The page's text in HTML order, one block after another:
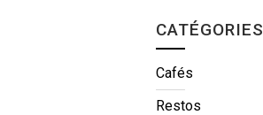
CATÉGORIES
Cafés
Restos